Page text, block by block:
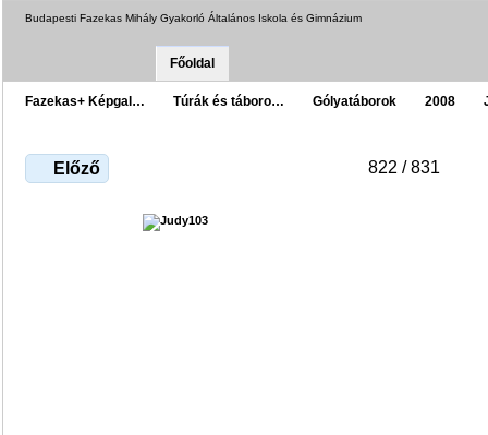
Budapesti Fazekas Mihály Gyakorló Általános Iskola és Gimnázium
Főoldal
Fazekas+ Képgal… Túrák és táboro… Gólyatáborok 2008
Előző 822 / 831